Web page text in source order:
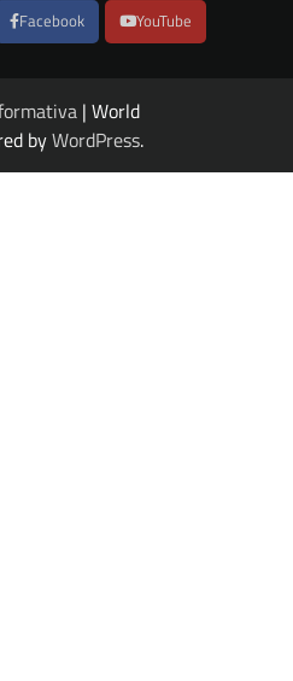
Facebook YouTube
| World
byWordPress.